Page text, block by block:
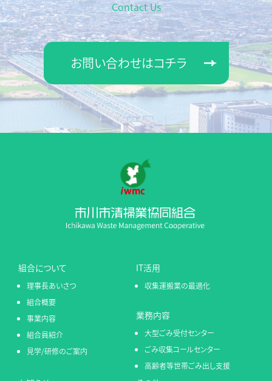
Contact Us
お問い合わせはコチラ
組合について
理事長あいさつ
組合概要
事業内容
組合員紹介
見学/研修のご案内
IT活用
収集運搬業の最適化
業務内容
大型ごみ受付センター
ごみ収集コールセンター
高齢者等世帯ごみ出し支援